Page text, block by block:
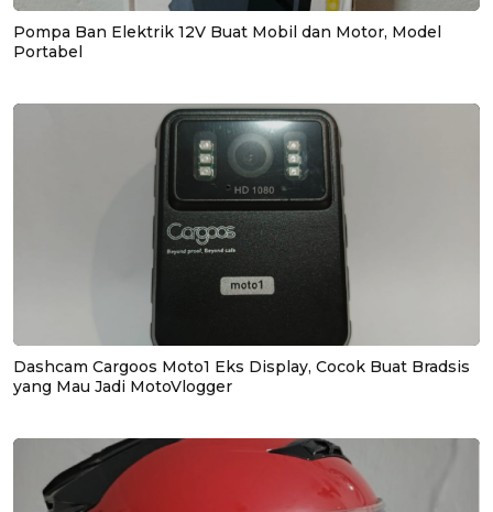
Pompa Ban Elektrik 12V Buat Mobil dan Motor, Model
Portabel
Dashcam Cargoos Moto1 Eks Display, Cocok Buat Bradsis
yang Mau Jadi MotoVlogger